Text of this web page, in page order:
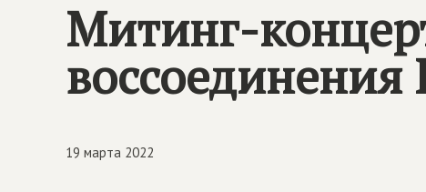
Митинг-
19 марта 2022